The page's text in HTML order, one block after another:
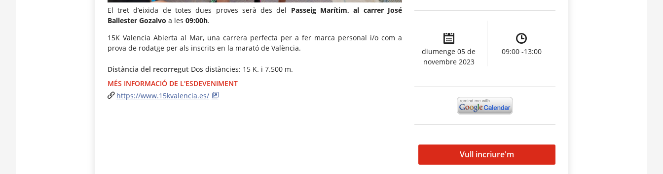
El tret d’eixida de totes dues proves serà des del Passeig Marítim, al carrer José
Ballester Gozalvo a les 09:00h.
15K Valencia Abierta al Mar, una carrera perfecta per a fer marca personal i/o com a
prova de rodatge per als inscrits en la marató de València.
Distància del recorregut Dos distàncies: 15 K. i 7.500 m.
MÉS INFORMACIÓ DE L'ESDEVENIMENT
https://www.15kvalencia.es/
diumenge 05 de
novembre 2023
09:00 -13:00
Vull incriure'm